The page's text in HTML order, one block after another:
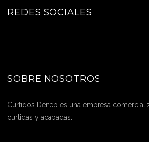
REDES SOCIALES
SOBRE NOSOTROS
Curtidos Deneb es una empresa
curtidas y acabadas.